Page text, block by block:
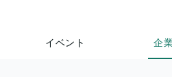
イベント 企